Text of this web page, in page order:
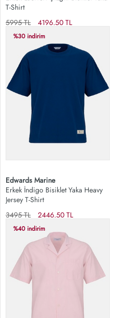
T-Shirt
5995 TL
4196.50 TL
%30 indirim
Edwards Marine
Erkek İndigo Bisiklet Yaka Heavy
Jersey T-Shirt
3495 TL
2446.50 TL
%40 indirim